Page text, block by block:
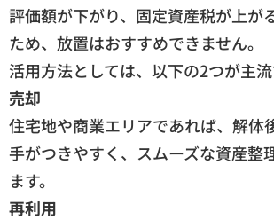
評価額が下がり、固定資産税が上が
ため、放置はおすすめできません。
活用方法としては、以下の2つが主流
売却
住宅地や商業エリアであれば、解体
手がつきやすく、スムーズな資産整
ます。
再利用